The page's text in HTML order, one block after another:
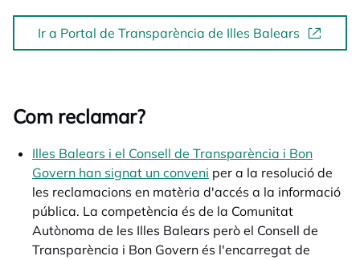
Ir a Portal de Transparència de Illes Balears
Com reclamar?
Illes Balears i el Consell de Transparència i Bon
Govern han signat un conveni opens in a new tab
per a la resolució de
les reclamacions en matèria d'accés a la informació
pública. La competència és de la Comunitat
Autònoma de les Illes Balears però el Consell de
Transparència i Bon Govern és l'encarregat de